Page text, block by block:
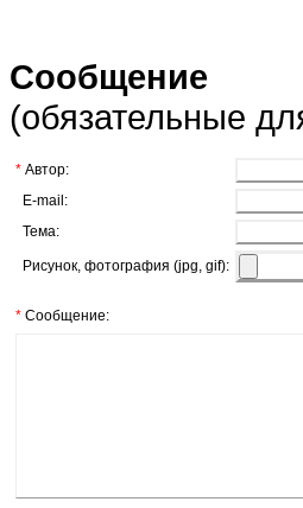
Сообщение
(обязательные
* Автор:
E-mail:
Тема:
Рисунок, фотография (jpg, gif):
* Сообщение: